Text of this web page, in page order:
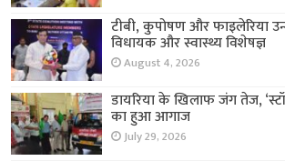
टीबी, कुपोषण और फाइलेरिया
विधायक और स्वास्थ्य विशेषज्ञ
August 4, 2026
डायरिया के खिलाफ जंग तेज,
का हुआ आगाज
July 29, 2026